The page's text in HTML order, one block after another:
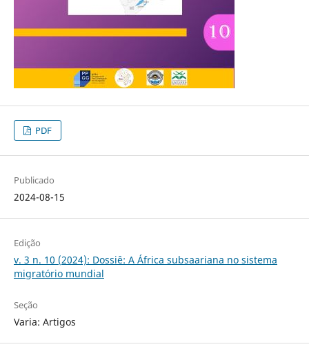
PDF
Publicado
2024-08-15
Edição
v. 3 n. 10 (2024): Dossiê: A África subsaariana no sistema
migratório mundial
Seção
Varia: Artigos